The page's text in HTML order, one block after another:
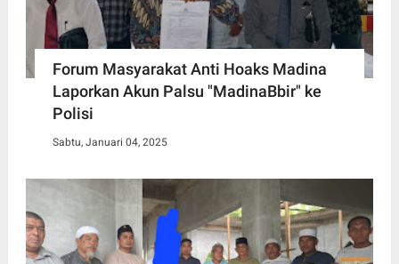
Forum Masyarakat Anti Hoaks Madina
Laporkan Akun Palsu "MadinaBbir" ke
Polisi
Sabtu, Januari 04, 2025